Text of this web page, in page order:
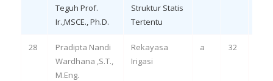
Teguh Prof.
Ir.,MSCE., Ph.D.
Struktur Statis
Tertentu
28
Pradipta Nandi
Wardhana ,S.T.,
M.Eng.
Rekayasa
Irigasi
a 32